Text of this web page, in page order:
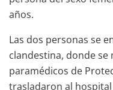
años.
Las dos personas se
clandestina, donde
paramédicos de
trasladaron al